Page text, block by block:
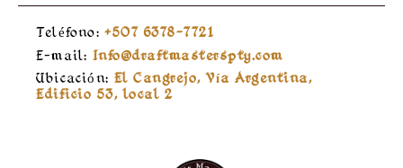
Teléfono: +507 6378-7721
E-mail: Info@draftmasterspty.com
Ubicación: El Cangrejo, Vía Argentina,
Edificio 53, local 2